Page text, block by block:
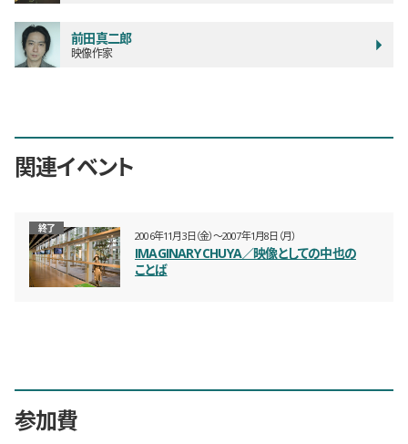
前田真二郎
映像作家
関連イベント
2006年11月3日（金）〜2007年1月8日（月）
終了
IMAGINARY CHUYA／映像としての中也の
ことば
参加費